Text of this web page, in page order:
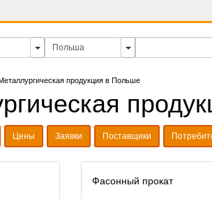
продукция в Польше
Цены Заявки Поставщики
Фасонный прокат